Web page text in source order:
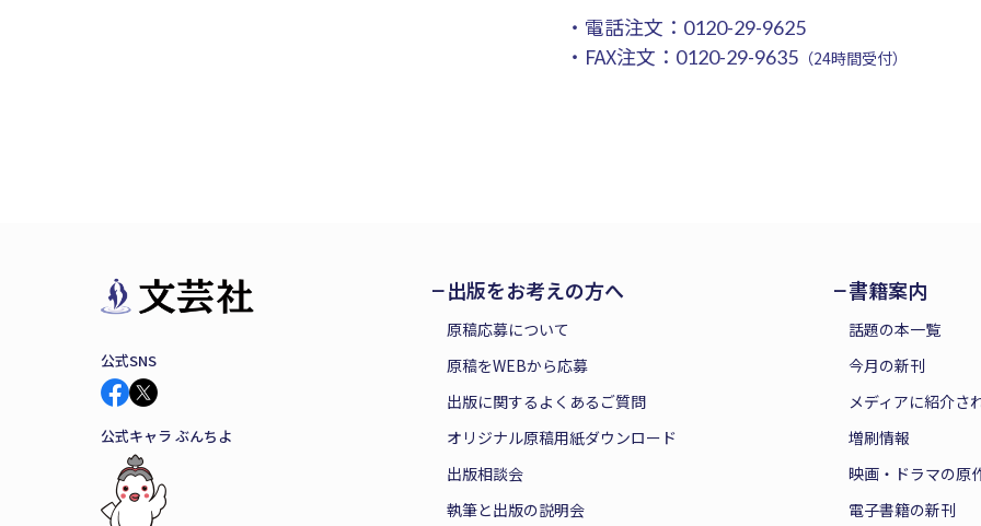
・電話注文： 0120-29-9625
・FAX注文： 0120-29-9635（24時間受付）
公式SNS
公式キャラ ぶんちよ
出版をお考えの方へ
原稿応募について
原稿をWEBから応募
出版に関するよくあるご質問
オリジナル原稿用紙ダウンロード
出版相談会
執筆と出版の説明会
書籍案内
話題の本一覧
今月の新刊
メディアに紹介さ
増刷情報
映画・ドラマの原
電子書籍の新刊